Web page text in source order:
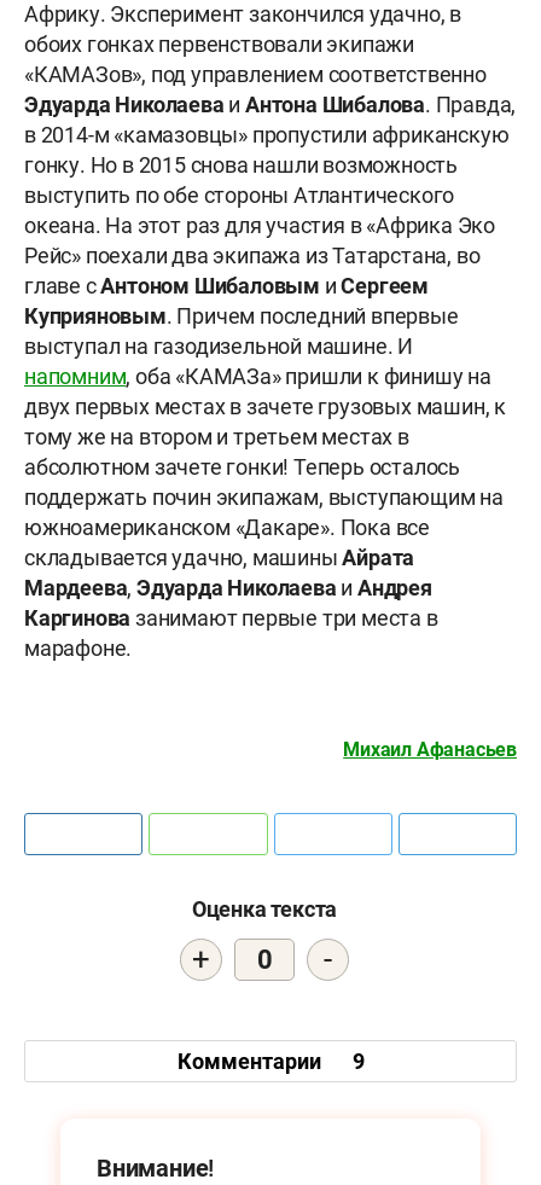
Африку. Эксперимент закончился удачно, в
обоих гонках первенствовали экипажи
«КАМАЗов», под управлением соответственно
Эдуарда Николаева и Антона Шибалова. Правда,
в 2014-м «камазовцы» пропустили африканскую
гонку. Но в 2015 снова нашли возможность
выступить по обе стороны Атлантического
океана. На этот раз для участия в «Африка Эко
Рейс» поехали два экипажа из Татарстана, во
главе сАнтоном Шибаловым иСергеем
Куприяновым. Причем последний впервые
выступал на газодизельной машине. И
напомним, оба «КАМАЗа» пришли к финишу на
двух первых местах в зачете грузовых машин, к
тому же на втором и третьем местах в
абсолютном зачете гонки! Теперь осталось
поддержать почин экипажам, выступающим на
южноамериканском «Дакаре». Пока все
складывается удачно, машиныАйрата
Мардеева,Эдуарда Николаева иАндрея
Каргинова занимают первые три места в
марафоне.
Михаил Афанасьев
Оценка текста
+ 0 -
Комментарии 9
Внимание!